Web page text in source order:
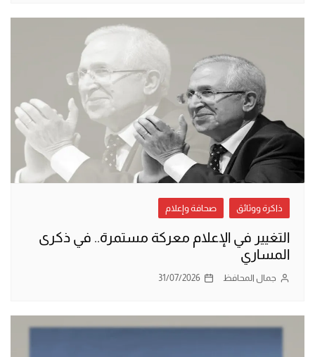
ذاكرة ووثائق صحافة وإعلام
التغيير في الإعلام معركة مستمرة.. في ذكرى
المساري
جمال المحافظ 31/07/2026